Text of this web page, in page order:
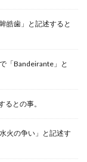
皓歯」と記述すると
「Bandeirante」と
るとの事。
火の争い」と記述す